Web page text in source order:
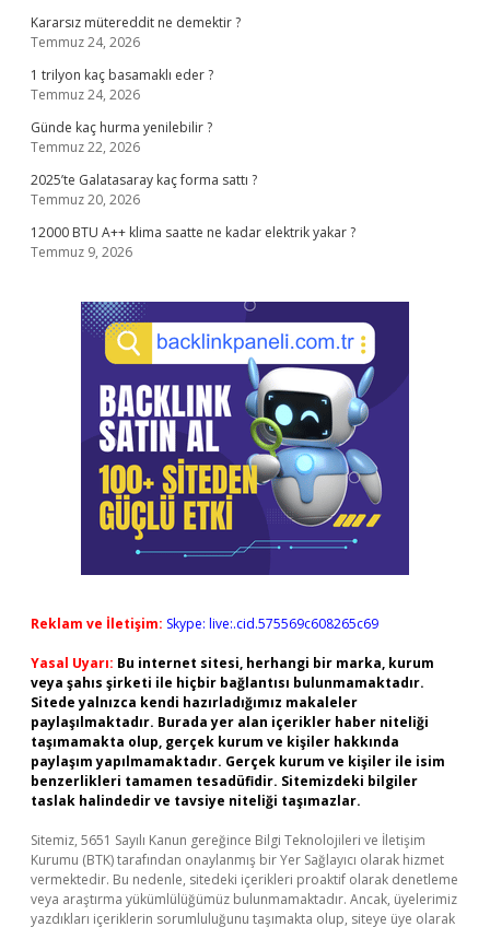
Kararsız mütereddit ne demektir ?
Temmuz 24, 2026
1 trilyon kaç basamaklı eder ?
Temmuz 24, 2026
Günde kaç hurma yenilebilir ?
Temmuz 22, 2026
2025’te Galatasaray kaç forma sattı ?
Temmuz 20, 2026
12000 BTU A++ klima saatte ne kadar elektrik yakar ?
Temmuz 9, 2026
Reklam ve İletişim: Skype: live:.cid.575569c608265c69
Yasal Uyarı: Bu internet sitesi, herhangi bir marka, kurum
veya şahıs şirketi ile hiçbir bağlantısı bulunmamaktadır.
Sitede yalnızca kendi hazırladığımız makaleler
paylaşılmaktadır. Burada yer alan içerikler haber niteliği
taşımamakta olup, gerçek kurum ve kişiler hakkında
paylaşım yapılmamaktadır. Gerçek kurum ve kişiler ile isim
benzerlikleri tamamen tesadüfidir. Sitemizdeki bilgiler
taslak halindedir ve tavsiye niteliği taşımazlar.
Sitemiz, 5651 Sayılı Kanun gereğince Bilgi Teknolojileri ve İletişim
Kurumu (BTK) tarafından onaylanmış bir Yer Sağlayıcı olarak hizmet
vermektedir. Bu nedenle, sitedeki içerikleri proaktif olarak denetleme
veya araştırma yükümlülüğümüz bulunmamaktadır. Ancak, üyelerimiz
yazdıkları içeriklerin sorumluluğunu taşımakta olup, siteye üye olarak